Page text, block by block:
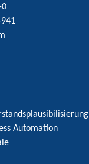
0
Automation